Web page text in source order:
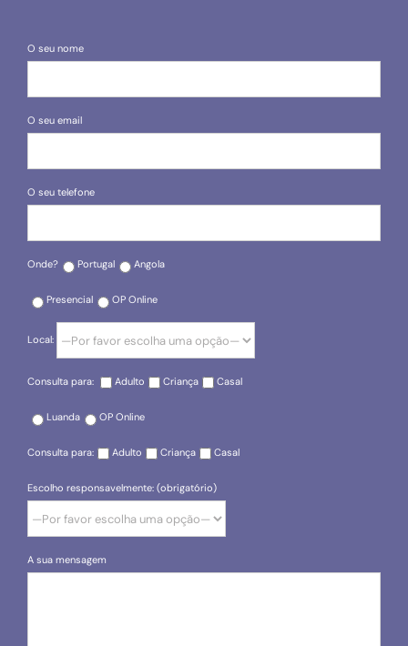
O seu nome
O seu email
O seu telefone
Onde? Portugal Angola
Presencial OP Online
Local:
Consulta para: Adulto Criança Casal
Luanda OP Online
Consulta para: Adulto Criança Casal
Escolho responsavelmente: (obrigatório)
A sua mensagem